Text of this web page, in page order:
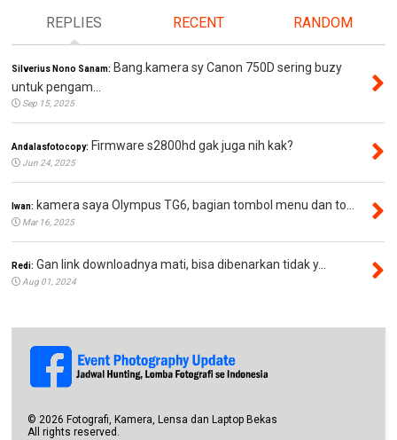
REPLIES RECENT RANDOM
Silverius Nono Sanam: Bang.kamera sy Canon 750D sering buzy
untuk pengam...
Sep 15, 2025
Andalasfotocopy: Firmware s2800hd gak juga nih kak?
Jun 24, 2025
Iwan: kamera saya Olympus TG6, bagian tombol menu dan to...
Mar 16, 2025
Redi: Gan link downloadnya mati, bisa dibenarkan tidak y...
Aug 01, 2024
©2026 Fotografi, Kamera, Lensa dan Laptop Bekas
All rights reserved.